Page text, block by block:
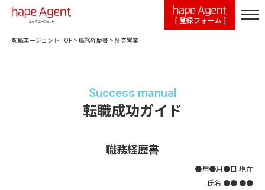
[ 登録フォーム ]
転職エージェント TOP > 職務経歴書 > 証券営業
Success manual
転職成功ガイド
職務経歴書
●年●月●日 現在
氏名 ●● ●●